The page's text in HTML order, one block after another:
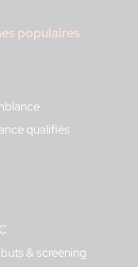
populaires
qualifiés
& screening